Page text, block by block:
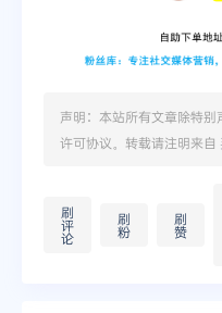
声明：本站所有文章除特别
许可协议。转载请注明来自
刷
评
论
刷
粉
刷
赞